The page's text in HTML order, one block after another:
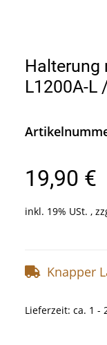
Halterung
L1200A-L
19,90 €
inkl. 19% USt. ,
Knapper
Lieferzeit: ca. 1 -